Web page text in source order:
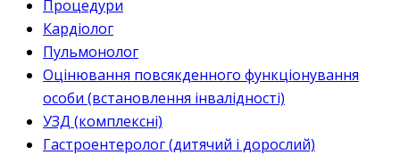
Процедури
Кардіолог
Пульмонолог
Оцінювання повсякденного функціонування
особи (встановлення інвалідності)
УЗД (комплексні)
Гастроентеролог (дитячий і дорослий)